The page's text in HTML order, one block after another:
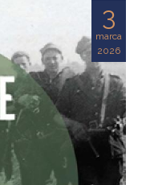
3
marca
2026